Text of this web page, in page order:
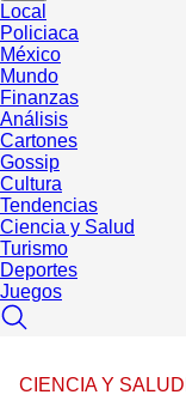
Local
Policiaca
México
Mundo
Finanzas
Análisis
Cartones
Gossip
Cultura
Tendencias
Ciencia y Salud
Turismo
Deportes
Juegos
CIENCIA Y SALUD